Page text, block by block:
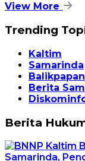
View More
Trending
Kaltim
Samarinda
Balikpapan
Berita
Berita